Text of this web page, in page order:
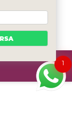
1998)
1